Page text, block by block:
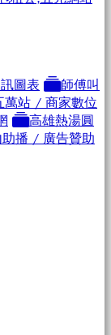
圖表
師傅叫
萬站 / 商家數位
高雄熱湯圓
播 / 廣告贊助